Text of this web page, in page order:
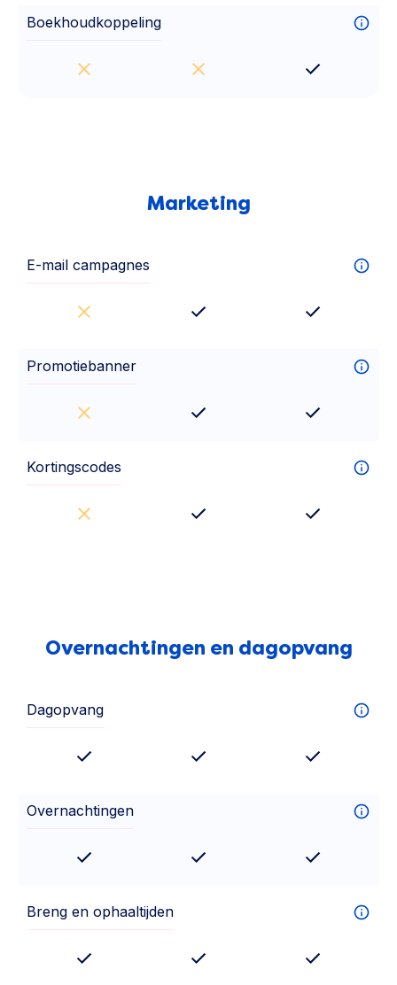
Boekhoudkoppeling
Marketing
E-mail campagnes
Promotiebanner
Kortingscodes
Overnachtingen en dagopvang
Dagopvang
Overnachtingen
Breng en ophaaltijden